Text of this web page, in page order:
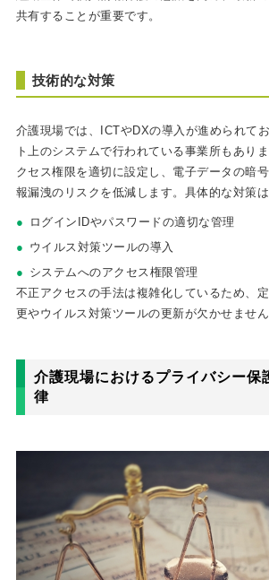
共有することが重要です。
技術的な対策
介護現場では、ICTやDXの導入が進められて
ト上のシステムで行われている事業所もあり
クセス権限を適切に設定し、電子データの暗
報漏洩のリスクを低減します。具体的な対策は
ログインIDやパスワードの適切な管理
ウイルス対策ツールの導入
システムへのアクセス権限管理
不正アクセスの手法は複雑化しているため、
更やウイルス対策ツールの更新が欠かせません
介護現場におけるプライバシー保
律